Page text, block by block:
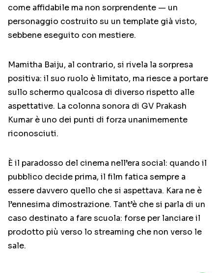
come affidabile ma non sorprendente — un
personaggio costruito su un template già visto,
sebbene eseguito con mestiere.
Mamitha Baiju, al contrario, si rivela la sorpresa
positiva: il suo ruolo è limitato, ma riesce a portare
sullo schermo qualcosa di diverso rispetto alle
aspettative. La colonna sonora di GV Prakash
Kumar è uno dei punti di forza unanimemente
riconosciuti.
È il paradosso del cinema nell’era social: quando il
pubblico decide prima, il film fatica sempre a
essere davvero quello che si aspettava. Kara ne è
l’ennesima dimostrazione. Tant’è che si parla di un
caso destinato a fare scuola: forse per lanciare il
prodotto più verso lo streaming che non verso le
sale.